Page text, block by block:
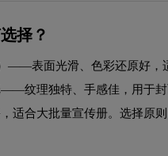
择？
——表面光滑、色彩还原好，
纹理独特、手感佳，用于
合大批量宣传册。选择原则